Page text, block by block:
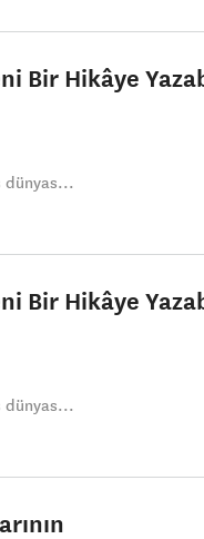
Bir Hikâye
dünyas...
Bir Hikâye
dünyas...